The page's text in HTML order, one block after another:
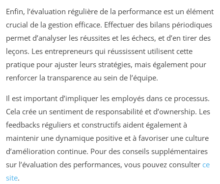
Enfin, l’évaluation régulière de la performance est un élément
crucial de la gestion efficace. Effectuer des bilans périodiques
permet d’analyser les réussites et les échecs, et d’en tirer des
leçons. Les entrepreneurs qui réussissent utilisent cette
pratique pour ajuster leurs stratégies, mais également pour
renforcer la transparence au sein de l’équipe.
Il est important d’impliquer les employés dans ce processus.
Cela crée un sentiment de responsabilité et d’ownership. Les
feedbacks réguliers et constructifs aident également à
maintenir une dynamique positive et à favoriser une culture
d’amélioration continue. Pour des conseils supplémentaires
sur l’évaluation des performances, vous pouvez consulter ce
site.